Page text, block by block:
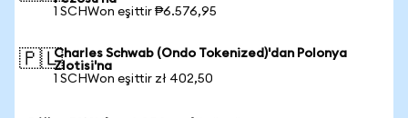
1 SCHWon eşittir ₱6.576,95
🇵🇱Charles Schwab (Ondo Tokenized)'dan Polonya
Zlotisi'na
1 SCHWon eşittir zł 402,50